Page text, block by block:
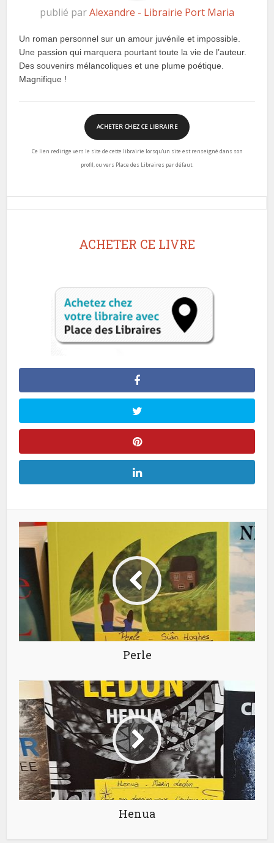
publié parAlexandre - Librairie Port Maria
Un roman personnel sur un amour juvénile et impossible.
Une passion qui marquera pourtant toute la vie de l’auteur.
Des souvenirs mélancoliques et une plume poétique.
Magnifique !
ACHETER CHEZ CE LIBRAIRE
Ce lien redirige vers le site de cette librairie lorsqu’un site est renseigné dans son
profil, ou vers Place des Libraires par défaut.
ACHETER CE LIVRE
Perle
Henua